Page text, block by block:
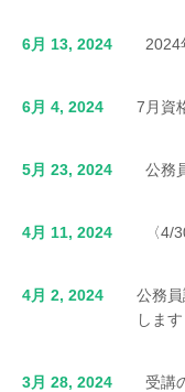
6月 13, 2024 2024
6月 4, 2024 7月資
5月 23, 2024 公務
4月 11, 2024 〈4/
4月 2, 2024
公務
します
3月 28, 2024 受講